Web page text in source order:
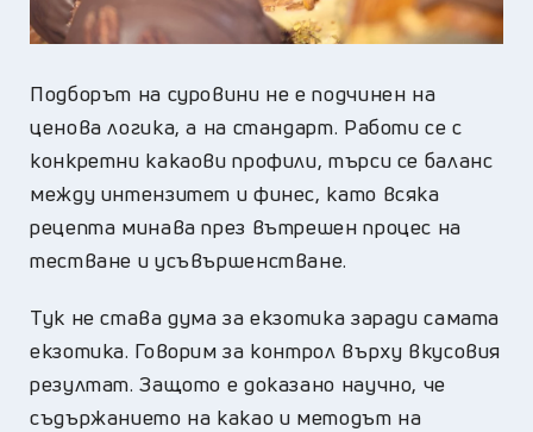
Подборът на суровини не е подчинен на
ценова логика, а на стандарт. Работи се с
конкретни какаови профили, търси се баланс
между интензитет и финес, като всяка
рецепта минава през вътрешен процес на
тестване и усъвършенстване.
Тук не става дума за екзотика заради самата
екзотика. Говорим за контрол върху вкусовия
резултат. Защото е доказано научно, че
съдържанието на какао и методът на